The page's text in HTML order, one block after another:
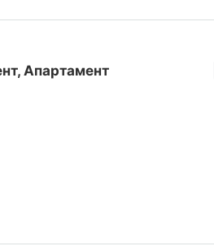
Апартамент